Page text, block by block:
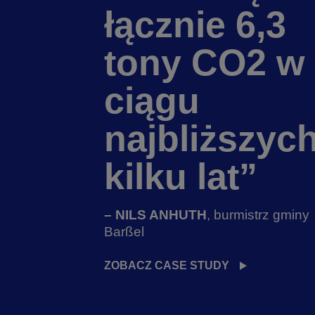
łącznie 6,3
tony CO2 w
ciągu
kilku lat”
– NILS ANHUTH, burmistrz gminy
Barßel
ZOBACZ CASE STUDY